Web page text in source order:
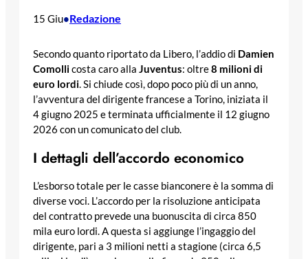
15 Giu•Redazione
Secondo quanto riportato da Libero, l’addio di Damien
Comollicosta caro alla Juventus: oltre8 milioni di
euro lordi. Si chiude così, dopo poco più di un anno,
l’avventura del dirigente francese a Torino, iniziata il
4 giugno 2025 e terminata ufficialmente il 12 giugno
2026 con un comunicato del club.
I dettagli dell’accordo economico
L’esborso totale per le casse bianconere è la somma di
diverse voci. L’accordo per la risoluzione anticipata
del contratto prevede una buonuscita di circa 850
mila euro lordi. A questa si aggiunge l’ingaggio del
dirigente, pari a 3 milioni netti a stagione (circa 6,5